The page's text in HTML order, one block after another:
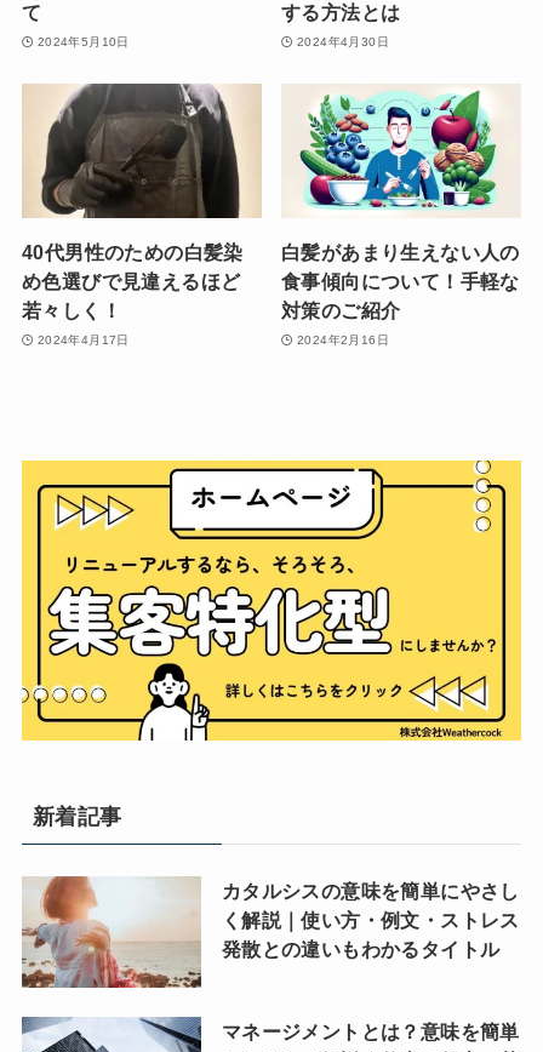
て
2024年5月10日
する方法とは
2024年4月30日
40代男性のための白髪染
め色選びで見違えるほど
若々しく！
2024年4月17日
白髪があまり生えない人の
食事傾向について！手軽な
対策のご紹介
2024年2月16日
新着記事
カタルシスの意味を簡単にやさし
く解説｜使い方・例文・ストレス
発散との違いもわかるタイトル
マネージメントとは？意味を簡単